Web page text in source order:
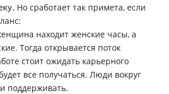
Но сработает так примета, если
находит женские часы, а
Тогда открывается поток
стоит ожидать карьерного
все получаться. Люди вокруг
поддерживать.